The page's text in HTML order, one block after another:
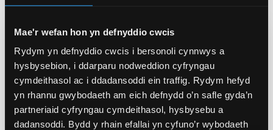
Mae'r wefan hon yn defnyddio cwcis
Rydym yn defnyddio cwcis i bersonoli cynnwys a
hysbysebion, i ddarparu nodweddion cyfryngau
cymdeithasol ac i ddadansoddi ein traffig. Rydym hefyd
yn rhannu gwybodaeth am eich defnydd o’n safle gyda’n
partneriaid cyfryngau cymdeithasol, hysbysebu a
dadansoddi. Bydd y rhain efallai yn cyfuno’r wybodaeth
Dyddiad Cyhoeddi
Gorff 16, 2021
Categorïau
Prifysgol (Cyffredinol)